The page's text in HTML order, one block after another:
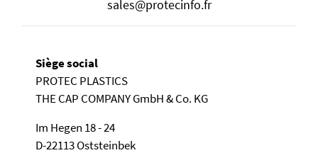
sales@protecinfo.fr
Siège social
PROTEC PLASTICS
THE CAP COMPANY GmbH & Co. KG
Im Hegen 18 - 24
D-22113 Oststeinbek